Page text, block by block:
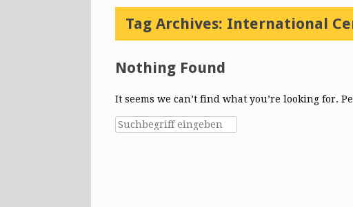
Tag Archives: International
Nothing Found
It seems we can’t find what you’re looking for.